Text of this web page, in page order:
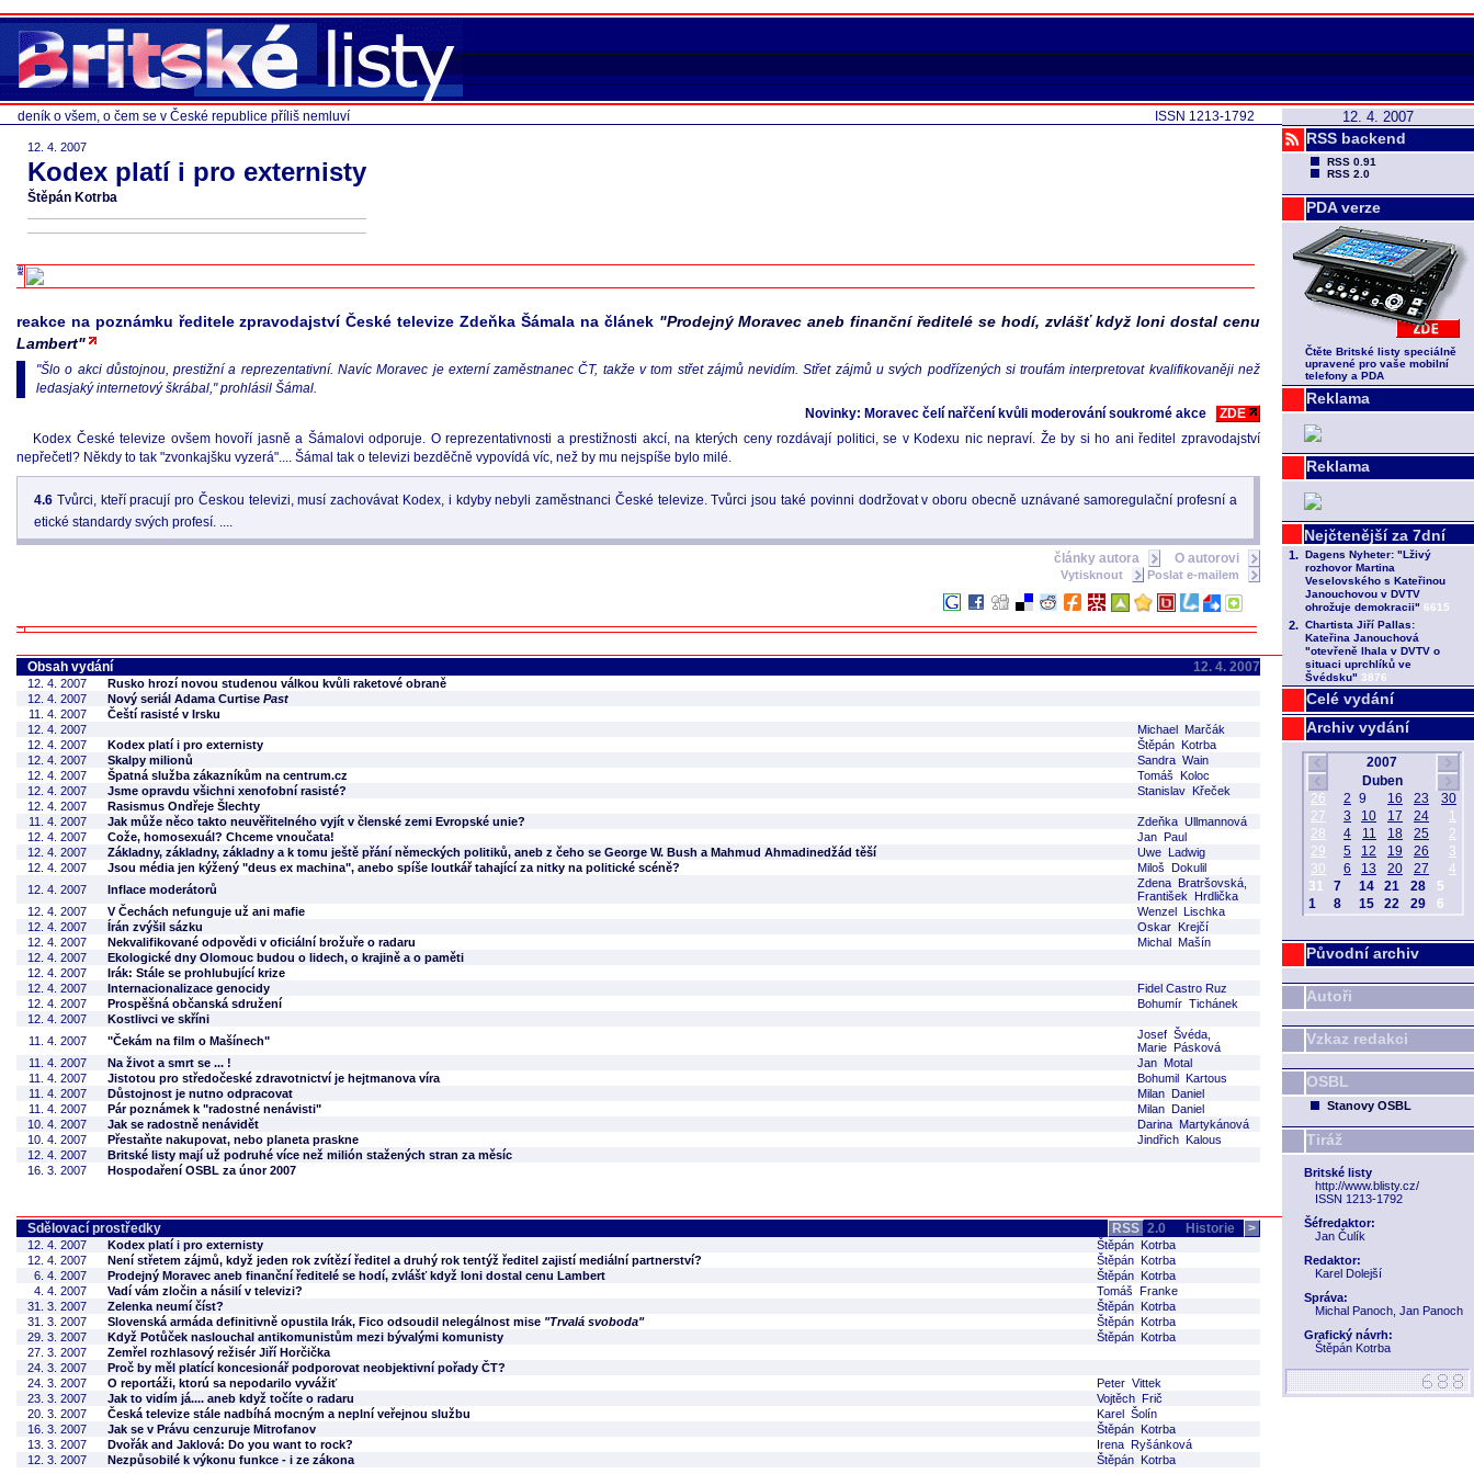
12. 4. 2007
RSS backend
RSS 0.91
RSS 2.0
PDA verze
Čtěte Britské listy speciálně
upravené pro vaše mobilní
telefony a PDA
Reklama
Reklama
Celé vydání
Archiv vydání
Původní archiv
Autoři
Vzkaz redakci
OSBL
Stanovy OSBL
Tiráž
Britské listy
http://www.blisty.cz/
ISSN 1213-1792
Šéfredaktor:
Jan Čulík
Redaktor:
Karel Dolejší
Správa:
Michal Panoch, Jan Panoch
Grafický návrh:
Štěpán Kotrba
ISSN 1213-1792
deník o všem, o čem se v České republice příliš nemluví
12. 4. 2007
Kodex platí i pro externisty
Štěpán Kotrba
reakce na poznámku ředitele zpravodajství České televize Zdeňka Šámala na článek "Prodejný Moravec aneb finanční ředitelé se hodí, zvlášť když loni dostal cenu
Lambert"
"Šlo o akci důstojnou, prestižní a reprezentativní. Navíc Moravec je externí zaměstnanec ČT, takže v tom střet zájmů nevidím. Střet zájmů u svých podřízených si troufám interpretovat kvalifikovaněji než
ledasjaký internetový škrábal," prohlásil Šámal.
Novinky: Moravec čelí nařčení kvůli moderování soukromé akce
ZDE
Kodex České televize ovšem hovoří jasně a Šámalovi odporuje. O reprezentativnosti a prestižnosti akcí, na kterých ceny rozdávají politici, se v Kodexu nic nepraví. Že by si ho ani ředitel zpravodajství
nepřečetl? Někdy to tak "zvonkajšku vyzerá".... Šámal tak o televizi bezděčně vypovídá víc, než by mu nejspíše bylo milé.
4.6 Tvůrci, kteří pracují pro Českou televizi, musí zachovávat Kodex, i kdyby nebyli zaměstnanci České televize. Tvůrci jsou také povinni dodržovat v oboru obecně uznávané samoregulační profesní a
etické standardy svých profesí. ....
články autora O autorovi
Vytisknout Poslat e-mailem
Obsah vydání 12. 4. 2007
12. 4. 2007
Rusko hrozí novou studenou válkou kvůli raketové obraně
12. 4. 2007
Nový seriál Adama Curtise Past
11. 4. 2007
Čeští rasisté v Irsku
12. 4. 2007
Michael Marčák
12. 4. 2007
Kodex platí i pro externisty
Štěpán Kotrba
12. 4. 2007
Skalpy milionů
Sandra Wain
12. 4. 2007
Špatná služba zákazníkům na centrum.cz
Tomáš Koloc
12. 4. 2007
Jsme opravdu všichni xenofobní rasisté?
Stanislav Křeček
12. 4. 2007
Rasismus Ondřeje Šlechty
11. 4. 2007
Jak může něco takto neuvěřitelného vyjít v členské zemi Evropské unie?
Zdeňka Ullmannová
12. 4. 2007
Cože, homosexuál? Chceme vnoučata!
Jan Paul
12. 4. 2007
Základny, základny, základny a k tomu ještě přání německých politiků, aneb z čeho se George W. Bush a Mahmud Ahmadinedžád těší
Uwe Ladwig
12. 4. 2007
Jsou média jen kýžený "deus ex machina", anebo spíše loutkář tahající za nitky na politické scéně?
Miloš Dokulil
12. 4. 2007
Inflace moderátorů
Zdena Bratršovská,
František Hrdlička
12. 4. 2007
V Čechách nefunguje už ani mafie
Wenzel Lischka
12. 4. 2007
Írán zvýšil sázku
Oskar Krejčí
12. 4. 2007
Nekvalifikované odpovědi v oficiální brožuře o radaru
Michal Mašín
12. 4. 2007
Ekologické dny Olomouc budou o lidech, o krajině a o paměti
12. 4. 2007
Irák: Stále se prohlubující krize
12. 4. 2007
Internacionalizace genocidy
Fidel Castro Ruz
12. 4. 2007
Prospěšná občanská sdružení
Bohumír Tichánek
12. 4. 2007
Kostlivci ve skříni
11. 4. 2007
"Čekám na film o Mašínech"
Josef Švéda,
Marie Pásková
11. 4. 2007
Na život a smrt se ... !
Jan Motal
11. 4. 2007
Jistotou pro středočeské zdravotnictví je hejtmanova víra
Bohumil Kartous
11. 4. 2007
Důstojnost je nutno odpracovat
Milan Daniel
11. 4. 2007
Pár poznámek k "radostné nenávisti"
Milan Daniel
10. 4. 2007
Jak se radostně nenávidět
Darina Martykánová
10. 4. 2007
Přestaňte nakupovat, nebo planeta praskne
Jindřich Kalous
12. 4. 2007
Britské listy mají už podruhé více než milión stažených stran za měsíc
16. 3. 2007
Hospodaření OSBL za únor 2007
Sdělovací prostředky RSS 2.0 Historie >
12. 4. 2007 Kodex platí i pro externisty
Štěpán Kotrba
12. 4. 2007
Není střetem zájmů, když jeden rok zvítězí ředitel a druhý rok tentýž ředitel zajistí mediální partnerství?
Štěpán Kotrba
6. 4. 2007
Prodejný Moravec aneb finanční ředitelé se hodí, zvlášť když loni dostal cenu Lambert
Štěpán Kotrba
4. 4. 2007
Vadí vám zločin a násilí v televizi?
Tomáš Franke
31. 3. 2007
Zelenka neumí číst?
Štěpán Kotrba
31. 3. 2007
Slovenská armáda definitivně opustila Irák, Fico odsoudil nelegálnost mise "Trvalá svoboda"
Štěpán Kotrba
29. 3. 2007
Když Potůček naslouchal antikomunistům mezi bývalými komunisty
Štěpán Kotrba
27. 3. 2007
Zemřel rozhlasový režisér Jiří Horčička
24. 3. 2007
Proč by měl platící koncesionář podporovat neobjektivní pořady ČT?
24. 3. 2007
O reportáži, ktorú sa nepodarilo vyvážiť
Peter Vittek
23. 3. 2007
Jak to vidím já.... aneb když točíte o radaru
Vojtěch Frič
20. 3. 2007
Česká televize stále nadbíhá mocným a neplní veřejnou službu
Karel Šolín
16. 3. 2007
Jak se v Právu cenzuruje Mitrofanov
Štěpán Kotrba
13. 3. 2007
Dvořák and Jaklová: Do you want to rock?
Irena Ryšánková
12. 3. 2007
Nezpůsobilé k výkonu funkce - i ze zákona Štěpán Kotrba